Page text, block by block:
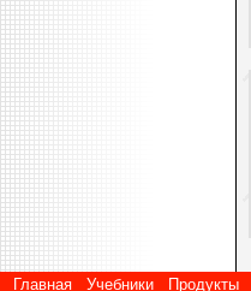
Главная Учебники Продукты